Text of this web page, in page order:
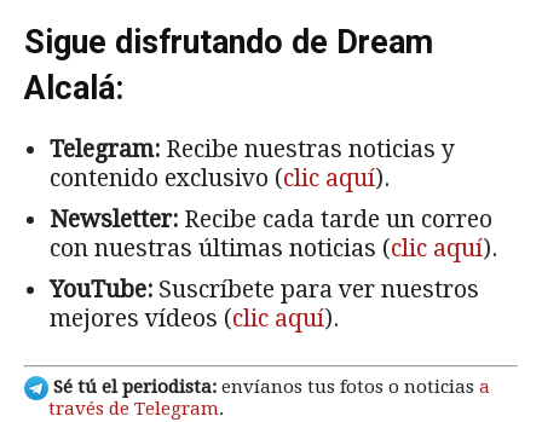
Sigue disfrutando de Dream
Alcalá:
Telegram: Recibe nuestras noticias y
contenido exclusivo (clic aquí).
Newsletter: Recibe cada tarde un correo
con nuestras últimas noticias (clic aquí).
YouTube: Suscríbete para ver nuestros
mejores vídeos (clic aquí).
Sé tú el periodista: envíanos tus fotos o noticias a
través de Telegram.